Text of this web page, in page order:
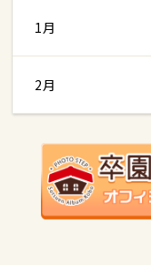
1月
2月